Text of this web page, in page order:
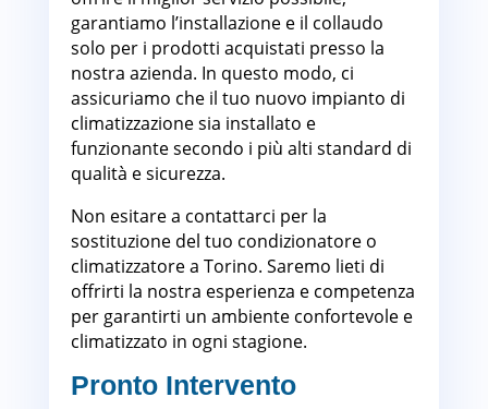
garantiamo l’installazione e il collaudo
solo per i prodotti acquistati presso la
nostra azienda. In questo modo, ci
assicuriamo che il tuo nuovo impianto di
climatizzazione sia installato e
funzionante secondo i più alti standard di
qualità e sicurezza.
Non esitare a contattarci per la
sostituzione del tuo condizionatore o
climatizzatore a Torino. Saremo lieti di
offrirti la nostra esperienza e competenza
per garantirti un ambiente confortevole e
climatizzato in ogni stagione.
Pronto Intervento